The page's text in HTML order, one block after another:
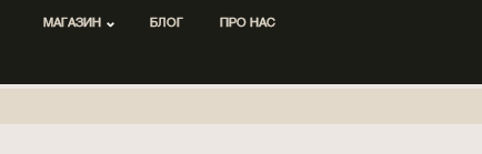
МАГАЗИН БЛОГ ПРО НАС